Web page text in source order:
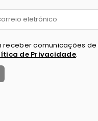
receber comunicações
de Privacidade.